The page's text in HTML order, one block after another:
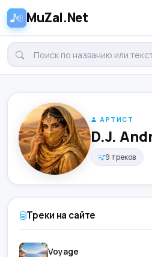
MuZal.Net
АРТИСТ
D.J.
9 треков
Треки на сайте
Voyage